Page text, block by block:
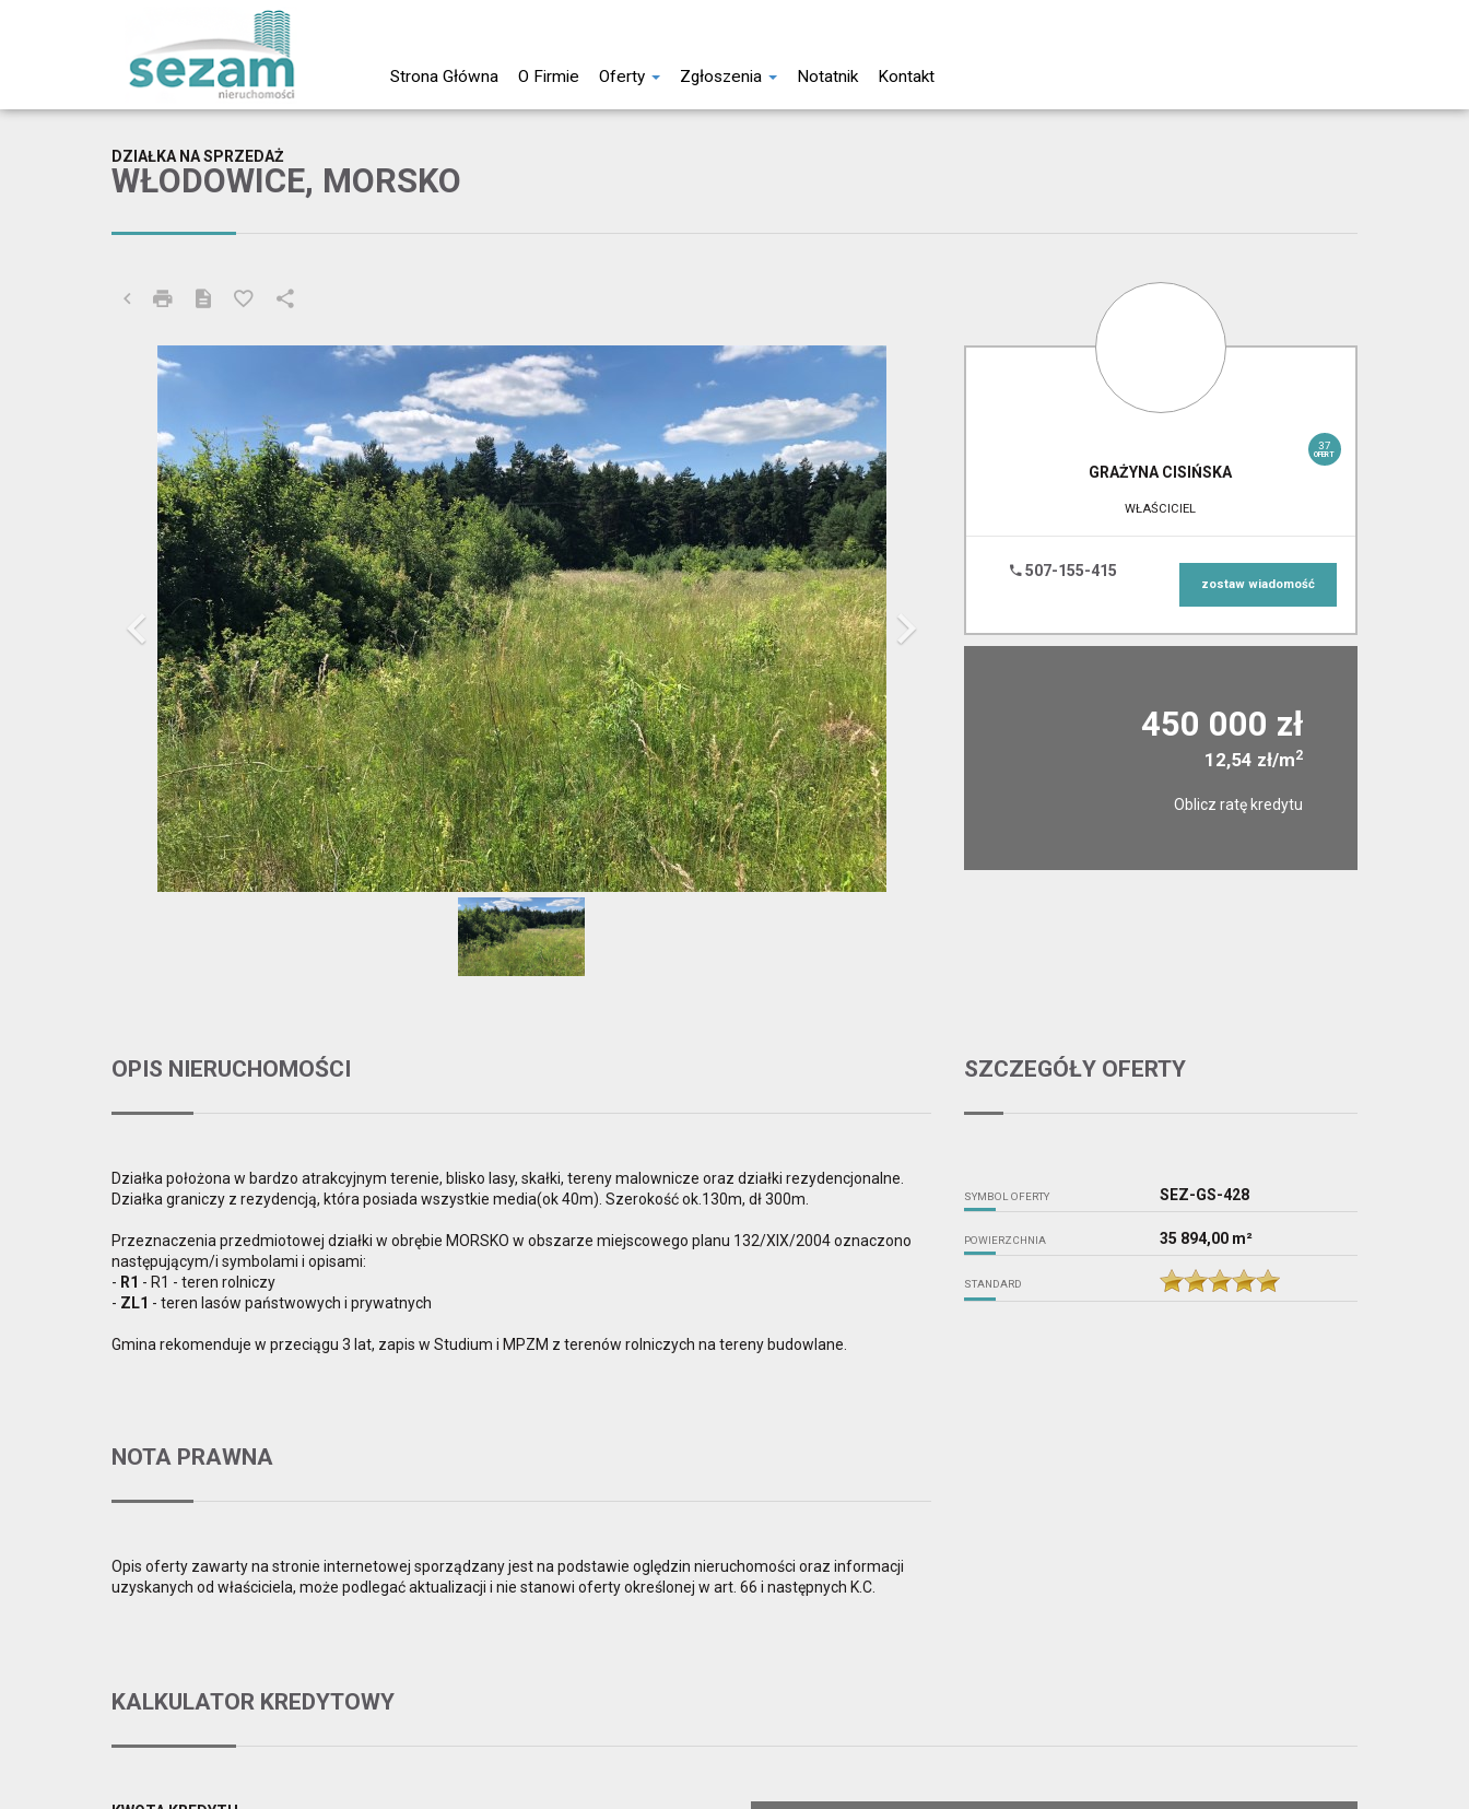
Strona Główna O Firmie Oferty Zgłoszenia Notatnik Kontakt
WŁODOWICE, MORSKO
DZIAŁKA NA SPRZEDAŻ
37
OFERT
GRAŻYNA CISIŃSKA
WŁAŚCICIEL
507-155-415
zostaw wiadomość
450 000 zł
12,54 zł/m2
Oblicz ratę kredytu
OPIS NIERUCHOMOŚCI
Działka położona w bardzo atrakcyjnym terenie, blisko lasy, skałki, tereny malownicze oraz działki rezydencjonalne.
Działka graniczy z rezydencją, która posiada wszystkie media(ok 40m). Szerokość ok.130m, dł 300m.
Przeznaczenia przedmiotowej działki w obrębie MORSKO w obszarze miejscowego planu 132/XIX/2004 oznaczono
następującym/i symbolami i opisami:
- R1 - R1 - teren rolniczy
- ZL1 - teren lasów państwowych i prywatnych
Gmina rekomenduje w przeciągu 3 lat, zapis w Studium i MPZM z terenów rolniczych na tereny budowlane.
NOTA PRAWNA
Opis oferty zawarty na stronie internetowej sporządzany jest na podstawie oględzin nieruchomości oraz informacji
uzyskanych od właściciela, może podlegać aktualizacji i nie stanowi oferty określonej w art. 66 i następnych K.C.
SZCZEGÓŁY OFERTY
SYMBOL OFERTY SEZ-GS-428
POWIERZCHNIA 35 894,00 m²
STANDARD
KALKULATOR KREDYTOWY